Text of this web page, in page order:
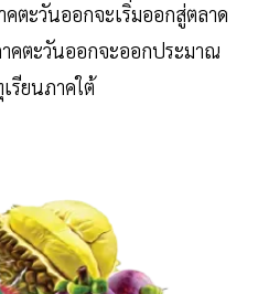
ตะวันออกจะเริ่มออกสู่ตลาด
คตะวันออกจะออกประมาณ
รียนภาคใต้